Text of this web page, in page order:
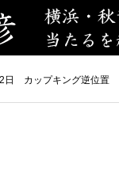
日 カップキング逆位置